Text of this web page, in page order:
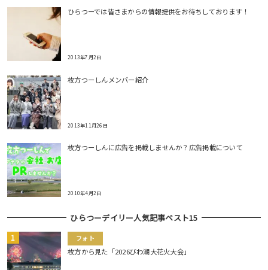
ひらつーでは皆さまからの情報提供をお待ちしております！
2013年7月2日
枚方つーしんメンバー紹介
2013年11月26日
枚方つーしんに広告を掲載しませんか？広告掲載について
2010年4月2日
ひらつーデイリー人気記事ベスト15
フォト
枚方から見た「2026びわ湖大花火大会」